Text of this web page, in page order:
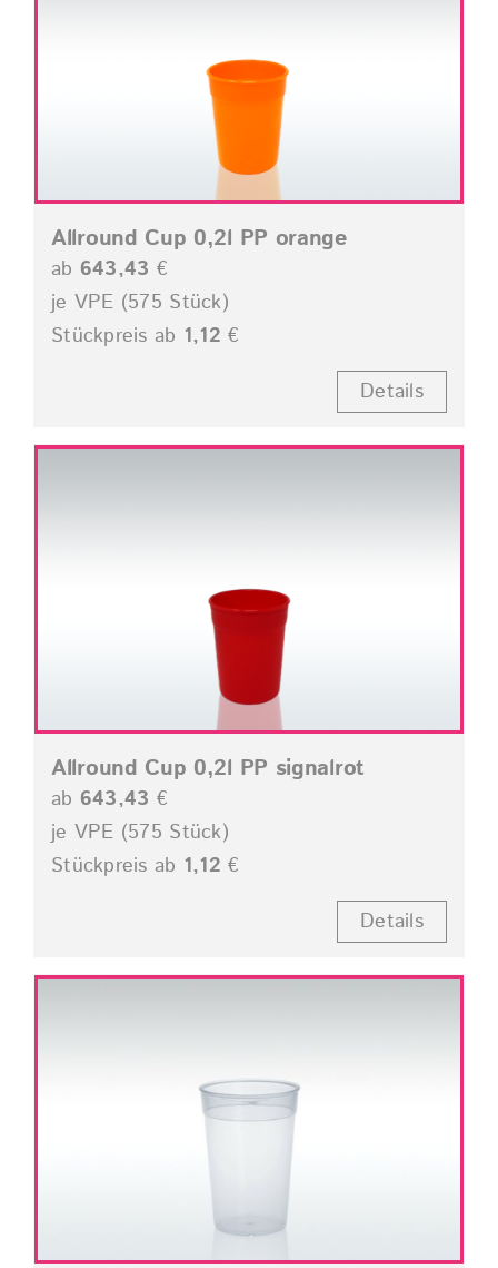
Allround Cup 0,2l PP orange
ab 643,43 €
je VPE (575 Stück)
Stückpreis ab 1,12 €
Details
Allround Cup 0,2l PP signalrot
ab 643,43 €
je VPE (575 Stück)
Stückpreis ab 1,12 €
Details